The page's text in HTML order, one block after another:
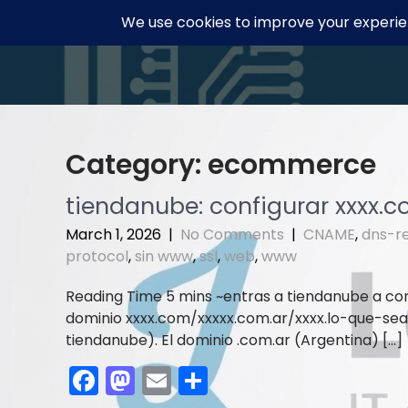
Category: ecommerce
tiendanube: configurar
March 1, 2026 | No Comments | CNAME,dns-
protocol,sin www,ssl,web,www
entras a tiendanube a
dominio xxxx.com/xxxxx.com.ar/xxxx.lo-que-
tiendanube). El dominio .com.ar (Argentina) […]
F M E S